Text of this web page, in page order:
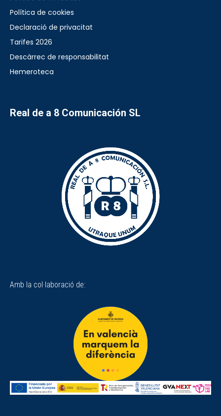
Política de cookies
Declaració de privacitat
Tarifes 2026
Descàrrec de responsabilitat
Hemeroteca
Real de a 8 Comunicación SL
Amb la col·laboració de: